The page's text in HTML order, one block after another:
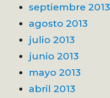
septiembre 2013
agosto 2013
julio 2013
junio 2013
mayo 2013
abril 2013